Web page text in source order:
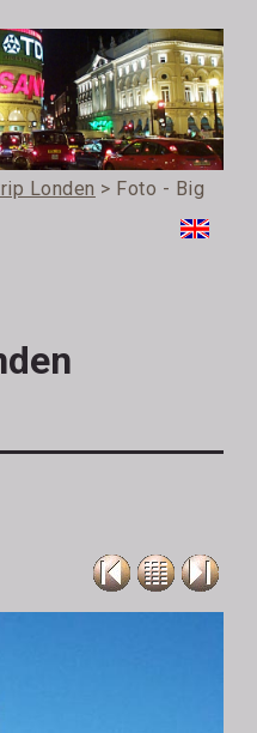
Londen > Foto - Big